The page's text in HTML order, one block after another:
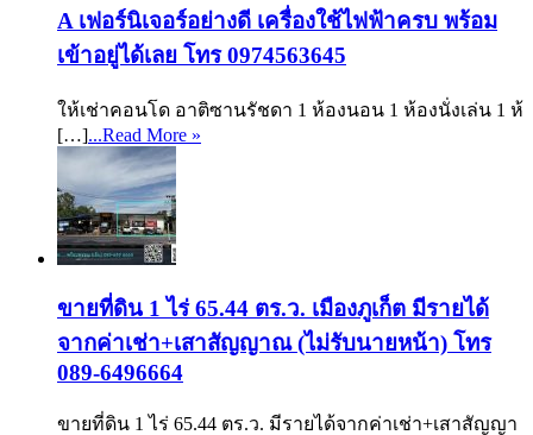
A เฟอร์นิเจอร์อย่างดี เครื่องใช้ไฟฟ้าครบ พร้อม
เข้าอยู่ได้เลย โทร 0974563645
ให้เช่าคอนโด อาติซานรัชดา 1 ห้องนอน 1 ห้องนั่งเล่น 1 ห้
[…]...Read More »
ขายที่ดิน 1 ไร่ 65.44 ตร.ว. เมืองภูเก็ต มีรายได้
จากค่าเช่า+เสาสัญญาณ (ไม่รับนายหน้า) โทร
089-6496664
ขายที่ดิน 1 ไร่ 65.44 ตร.ว. มีรายได้จากค่าเช่า+เสาสัญญา